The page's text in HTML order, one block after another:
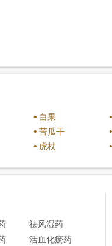
• 白果 •
• 苦瓜干 •
• 虎杖 •
祛风湿药
活血化瘀药